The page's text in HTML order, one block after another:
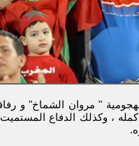
" مروان الشماخ" و
، وكذلك الدفاع